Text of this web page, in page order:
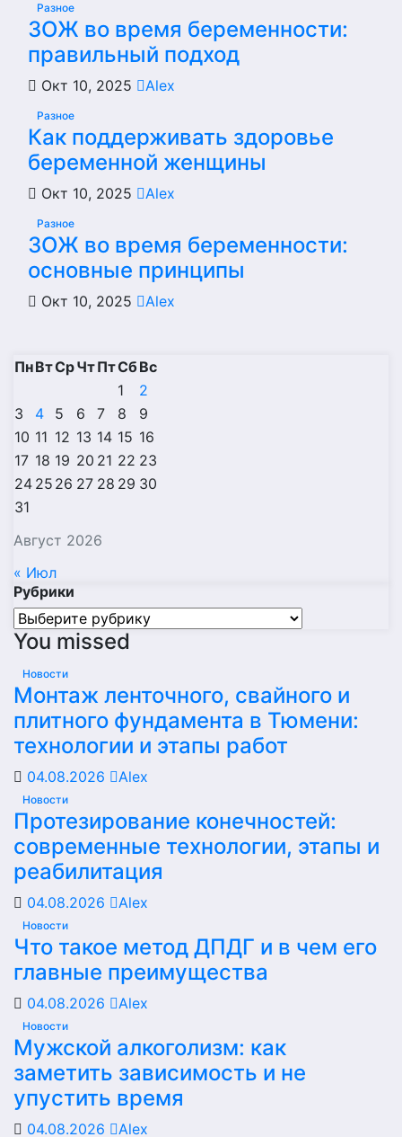
Разное
ЗОЖ во время беременности:
правильный подход
Окт 10, 2025 Alex
Разное
Как поддерживать здоровье
беременной женщины
Окт 10, 2025 Alex
Разное
ЗОЖ во время беременности:
основные принципы
Окт 10, 2025 Alex
Август 2026
ПнВтСрЧтПтСбВс
1
2
3
4 5 6 7 8
9
10 11 12 13 14 15 16
17 18 19 20 21 22 23
24 25 26 27 28 29 30
31
« Июл
Рубрики
Рубрики
You missed
Новости
Монтаж ленточного, свайного и
плитного фундамента в Тюмени:
технологии и этапы работ
04.08.2026 Alex
Новости
Протезирование конечностей:
современные технологии, этапы и
реабилитация
04.08.2026 Alex
Новости
Что такое метод ДПДГ и в чем его
главные преимущества
04.08.2026 Alex
Новости
Мужской алкоголизм: как
заметить зависимость и не
упустить время
04.08.2026 Alex